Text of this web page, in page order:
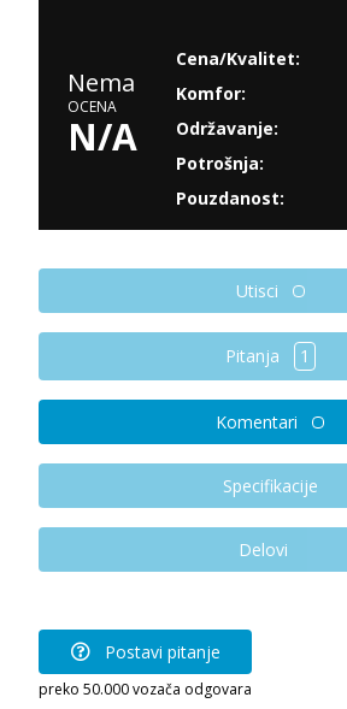
Nema
OCENA
N/A
Cena/Kvalitet:
Komfor:
Održavanje:
Potrošnja:
Pouzdanost:
Utisci
Pitanja 1
Komentari
Specifikacije
Delovi
Postavi pitanje
preko 50.000 vozača odgovara